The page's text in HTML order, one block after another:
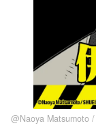
@Naoya Matsumoto